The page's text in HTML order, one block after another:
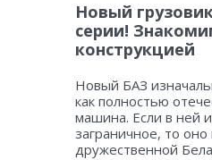
Новый
серии!
конструкцией
Новый БАЗ
как полностью
машина. Если в ней
заграничное, то оно
дружественной